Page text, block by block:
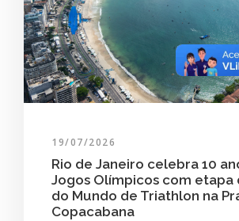
19/07/2026
Rio de Janeiro celebra 10
Jogos Olímpicos com etapa
do Mundo de Triathlon na
Copacabana